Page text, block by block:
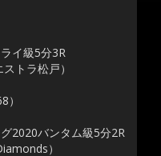
イ級5分3R
トラ松戸）
2020バンタム級5分2R
）